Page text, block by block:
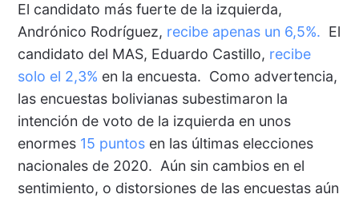
El candidato más fuerte de la izquierda,
Andrónico Rodríguez, recibe apenas un 6,5%. El
candidato del MAS, Eduardo Castillo, recibe
solo el 2,3% en la encuesta. Como advertencia,
las encuestas bolivianas subestimaron la
intención de voto de la izquierda en unos
enormes 15 puntosen las últimas elecciones
nacionales de 2020. Aún sin cambios en el
sentimiento, o distorsiones de las encuestas aún